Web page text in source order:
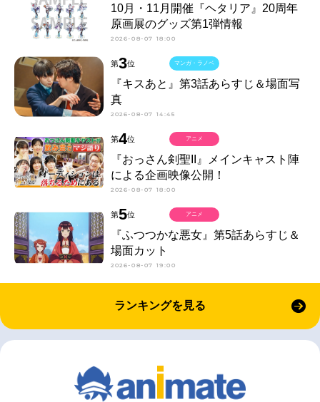
10月・11月開催『ヘタリア』20周年
原画展のグッズ第1弾情報
2026-08-07 18:00
第3位
『キスあと』第3話あらすじ＆場面写
真
2026-08-07 14:45
マンガ・ラノベ
第4位
『おっさん剣聖II』メインキャスト陣
による企画映像公開！
2026-08-07 18:00
アニメ
第5位
『ふつつかな悪女』第5話あらすじ＆
場面カット
2026-08-07 19:00
アニメ
ランキングを見る